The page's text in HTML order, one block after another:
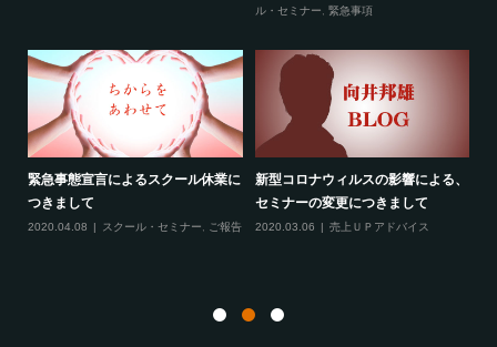
ル・セミナー, 緊急事項
緊急事態宣言によるスクール休業に
つきまして
2020.04.08 スクール・セミナー ご報告
新型コロナウィルスの影響による、
セミナーの変更につきまして
2020.03.06 売上ＵＰアドバイス